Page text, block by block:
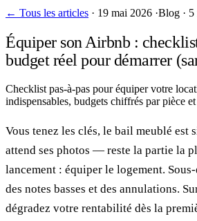
← Tous les articles · 19 mai 2026 ·Blog · 5
Équiper son Airbnb :
budget réel pour démarrer
Checklist pas-à-pas pour équiper votre
indispensables, budgets chiffrés par pièce
Vous tenez les clés, le bail meublé est
attend ses photos — reste la partie la
lancement : équiper le logement.
des notes basses et des annulations.
dégradez votre rentabilité dès la